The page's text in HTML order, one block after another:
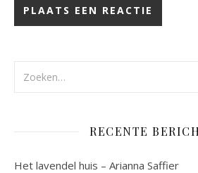
RECENTE
Het lavendel huis – Arianna Saffier